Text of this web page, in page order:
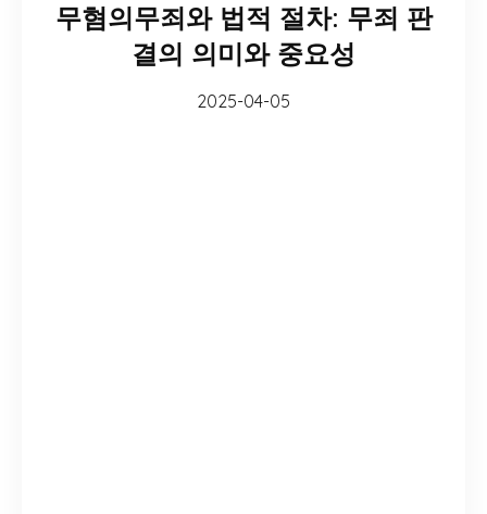
무혐의무죄와 법적 절차: 무죄 판
결의 의미와 중요성
2025-04-05